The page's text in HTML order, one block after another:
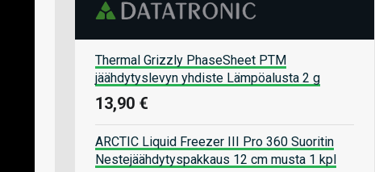
Thermal Grizzly PhaseSheet PTM
jäähdytyslevyn yhdiste Lämpöalusta 2 g
13,90 €
ARCTIC Liquid Freezer III Pro 360 Suoritin
Nestejäähdytyspakkaus 12 cm musta 1 kpl